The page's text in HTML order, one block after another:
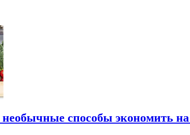
необычные способы экономить на